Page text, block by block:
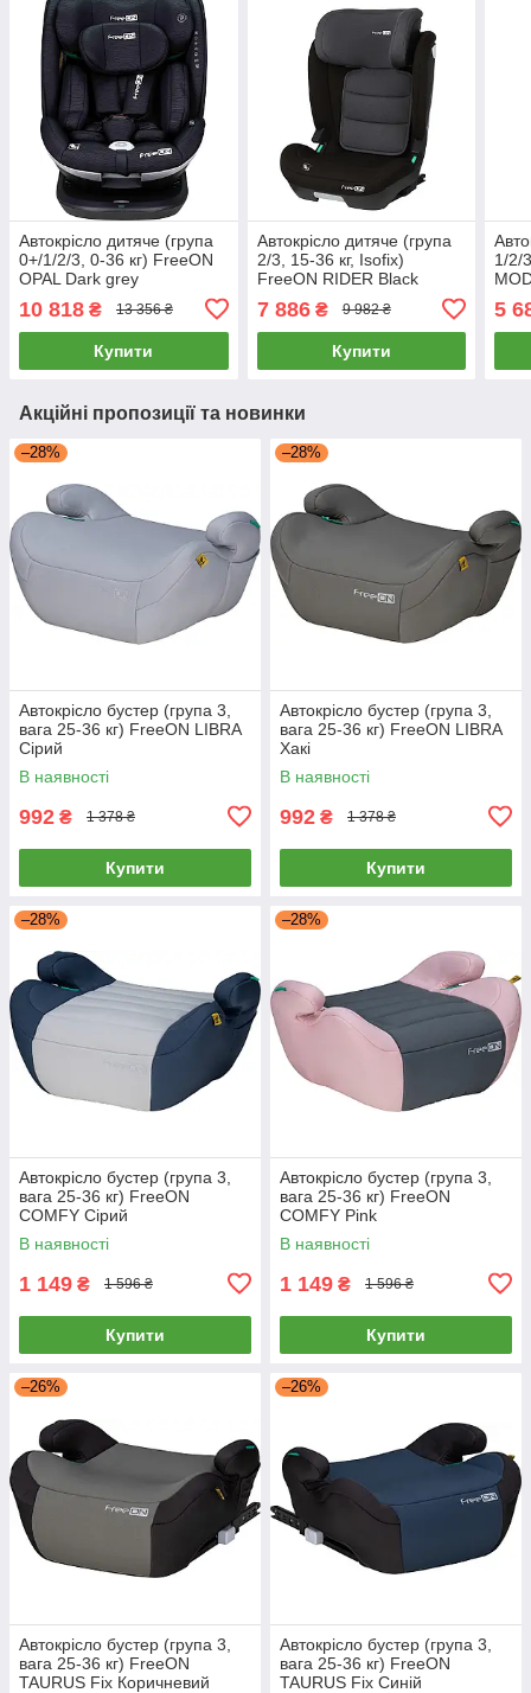
Автокрісло дитяче (група
0+/1/2/3, 0-36 кг) FreeON
OPAL Dark grey
10 818 ₴ 13 356 ₴
Купити
Автокрісло дитяче (група
2/3, 15-36 кг, Isofix)
FreeON RIDER Black
7 886₴ 9 982 ₴
Купити
1/2/
5
Акційні пропозиції та новинки
–28%
Автокрісло бустер (група 3,
вага 25-36 кг) FreeON LIBRA
Сірий
В наявності
992 ₴ 1 378 ₴
Купити
–28%
Автокрісло бустер (група 3,
вага 25-36 кг) FreeON LIBRA
Хакі
В наявності
992 ₴ 1 378 ₴
Купити
–28%
Автокрісло бустер (група 3,
вага 25-36 кг) FreeON
COMFY Сірий
В наявності
1 149 ₴ 1 596 ₴
Купити
–28%
Автокрісло бустер (група 3,
вага 25-36 кг) FreeON
COMFY Pink
В наявності
1 149 ₴ 1 596 ₴
Купити
–26%
Автокрісло бустер (група 3,
вага 25-36 кг) FreeON
TAURUS Fix Коричневий
–26%
Автокрісло бустер (група 3,
вага 25-36 кг) FreeON
TAURUS Fix Синій